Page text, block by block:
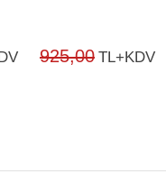
925,00 TL+KDV